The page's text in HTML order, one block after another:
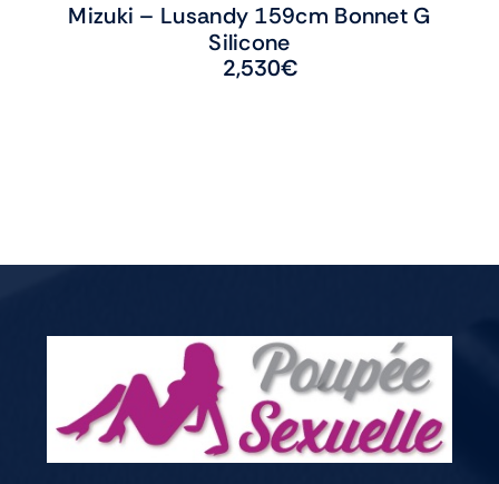
Mizuki – Lusandy 159cm Bonnet G
Silicone
2,530€